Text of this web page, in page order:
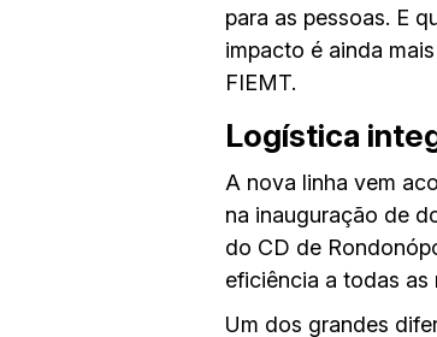
para as pessoas. E
impacto é ainda
FIEMT.
Logística
A nova linha vem
na inauguração de
do CD de
eficiência a todas
Um dos grandes